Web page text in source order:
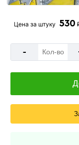
Цена за штуку 530
-